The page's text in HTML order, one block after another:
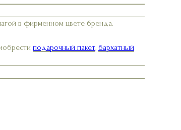
в фирменном цвете бренда.
подарочный пакет, бархатный